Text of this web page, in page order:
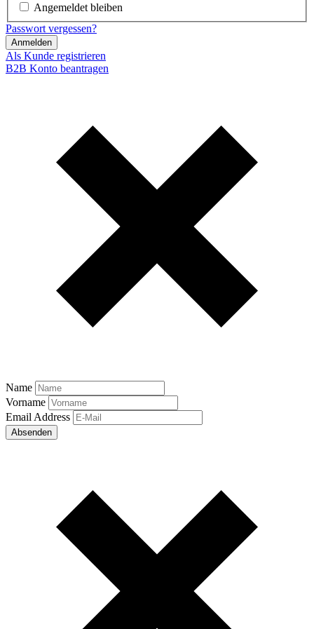
Angemeldet bleiben
Passwort vergessen?
Anmelden
Als Kunde registrieren
B2B Konto beantragen
Name
Vorname
Email Address